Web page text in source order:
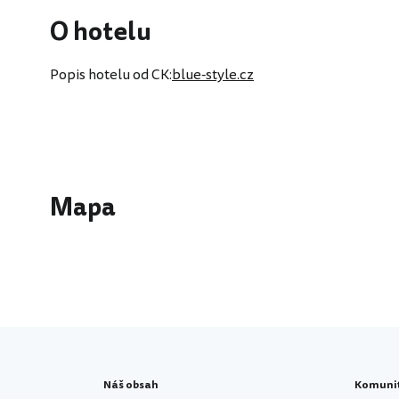
O hotelu
Popis hotelu od CK:blue-style.cz
Mapa
Náš obsah